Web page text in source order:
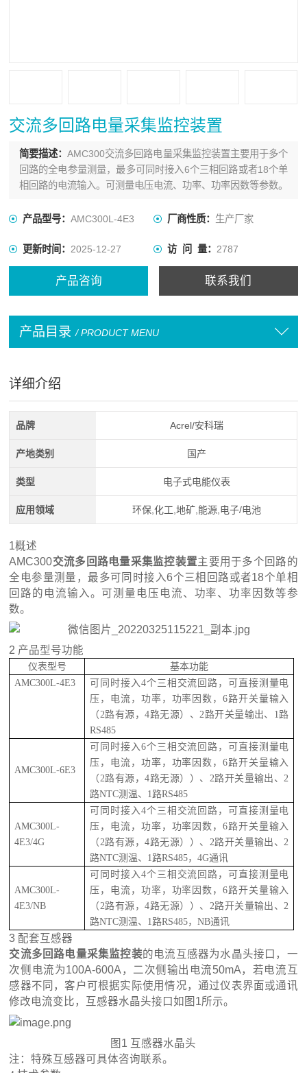
交流多回路电量采集监控装置
简要描述：AMC300交流多回路电量采集监控装置主要用于多个
回路的全电参量测量，最多可同时接入6个三相回路或者18个单
相回路的电流输入。可测量电压电流、功率、功率因数等参数。
产品型号：AMC300L-4E3 厂商性质： 生产厂家
更新时间：2025-12-27 访 问 量： 2787
产品咨询 联系我们
产品目录 / PRODUCT MENU
详细介绍
品牌 Acrel/安科瑞
产地类别 国产
类型 电子式电能仪表
应用领域 环保,化工,地矿,能源,电子/电池
1概述
AMC300交流多回路电量采集监控装置主要用于多个回路的
全电参量测量，最多可同时接入6个三相回路或者18个单相
回路的电流输入。可测量电压电流、功率、功率因数等参
数。
2 产品型号功能
仪表型号
基本功能
AMC300L-4E3 可同时接入4个三相交流回路，可直接测量电
压，电流，功率，功率因数，6路开关量输入
（2路有源，4路无源）、2路开关量输出、1路
RS485
AMC300L-6E3
可同时接入6个三相交流回路，可直接测量电
压，电流，功率，功率因数，6路开关量输入
（2路有源，4路无源））、2路开关量输出、2
路NTC测温、1路RS485
AMC300L-
4E3/4G
可同时接入4个三相交流回路，可直接测量电
压，电流，功率，功率因数，6路开关量输入
（2路有源，4路无源））、2路开关量输出、2
路NTC测温、1路RS485，4G通讯
AMC300L-
4E3/NB
可同时接入4个三相交流回路，可直接测量电
压，电流，功率，功率因数，6路开关量输入
（2路有源，4路无源））、2路开关量输出、2
路NTC测温、1路RS485，NB通讯
3 配套互感器
交流多回路电量采集监控装的电流互感器为水晶头接口，一
次侧电流为100A-600A，二次侧输出电流50mA，若电流互
感器不同，客户可根据实际使用情况，通过仪表界面或通讯
修改电流变比，互感器水晶头接口如图1所示。
图1 互感器水晶头
注：特殊互感器可具体咨询联系。